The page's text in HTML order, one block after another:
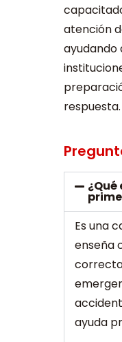
atención
ayudando
respuesta.
¿Qué
Es una
enseña
ayuda